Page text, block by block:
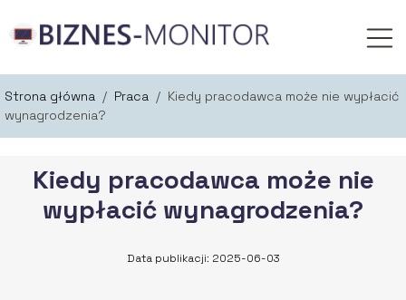
Strona główna / Praca / Kiedy pracodawca może nie wypłacić
wynagrodzenia?
Kiedy pracodawca może nie
wypłacić wynagrodzenia?
Data publikacji: 2025-06-03